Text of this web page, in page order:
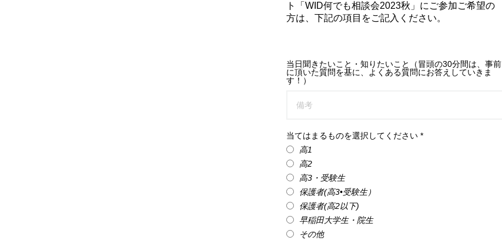
ト「WID何でも相談会2023秋」にご参加ご希望の
方は、下記の項目をご記入ください。
当日聞きたいこと・知りたいこと（冒頭の30分間は、事前
に頂いた質問を基に、よくある質問にお答えしていきま
す！）
当てはまるものを選択してください *
高1
高2
高3・受験生
保護者(高3•受験生）
保護者(高2以下)
早稲田大学生・院生
その他